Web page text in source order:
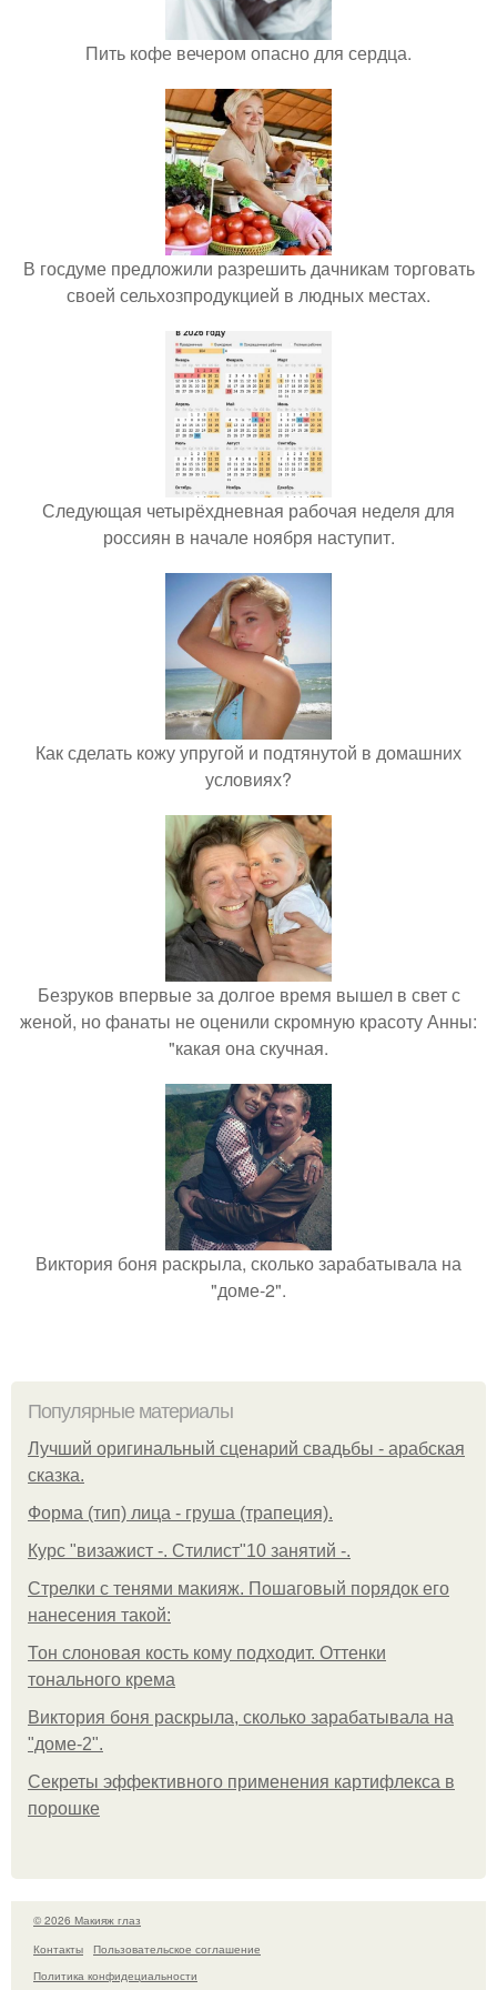
Пить кофе вечером опасно для сердца.
В госдуме предложили разрешить дачникам торговать
своей сельхозпродукцией в людных местах.
Следующая четырёхдневная рабочая неделя для
россиян в начале ноября наступит.
Как сделать кожу упругой и подтянутой в домашних
условиях?
Безруков впервые за долгое время вышел в свет с
женой, но фанаты не оценили скромную красоту Анны:
"какая она скучная.
Виктория боня раскрыла, сколько зарабатывала на
"доме-2".
Популярные материалы
Лучший оригинальный сценарий свадьбы - арабская
сказка.
Форма (тип) лица - груша (трапеция).
Курс "визажист -. Стилист"10 занятий -.
Стрелки с тенями макияж. Пошаговый порядок его
нанесения такой:
Тон слоновая кость кому подходит. Оттенки
тонального крема
Виктория боня раскрыла, сколько зарабатывала на
"доме-2".
Секреты эффективного применения картифлекса в
порошке
© 2026 Макияж глаз
Контакты
Пользовательское соглашение
Политика конфидециальности